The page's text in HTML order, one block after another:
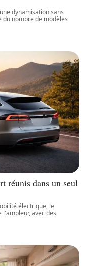
dynamisation sans
du nombre de modèles
réunis dans un seul
électrique, le
l'ampleur, avec des